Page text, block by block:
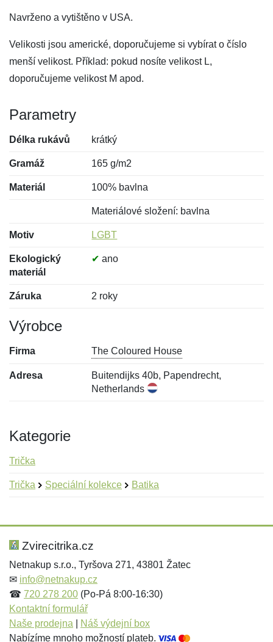
Navrženo a vytištěno v USA.
Velikosti jsou americké, doporučujeme si vybírat o číslo
menší velikost. Příklad: pokud nosíte velikost L,
doporučujeme velikost M apod.
Parametry
Délka rukávů krátký
Gramáž 165 g/m2
Materiál 100% bavlna
Materiálové složení: bavlna
Motiv LGBT
Ekologický
materiál
✔ ano
Záruka 2 roky
Výrobce
Firma The Coloured House
Adresa
Buitendijks 40b, Papendrecht,
Netherlands
Kategorie
Trička
Trička Speciální kolekce Batika
Hodnocení:
Jméno: *
Jméno:
E-mail:*
Zvirecitrika.cz
Netnakup s.r.o., Tyršova 271, 43801 Žatec
✉ info@netnakup.cz
☎ 720 278 200 (Po-Pá 8:00-16:30)
Kontaktní formulář
Naše prodejna
Náš výdejní box
Nabízíme mnoho možností plateb.